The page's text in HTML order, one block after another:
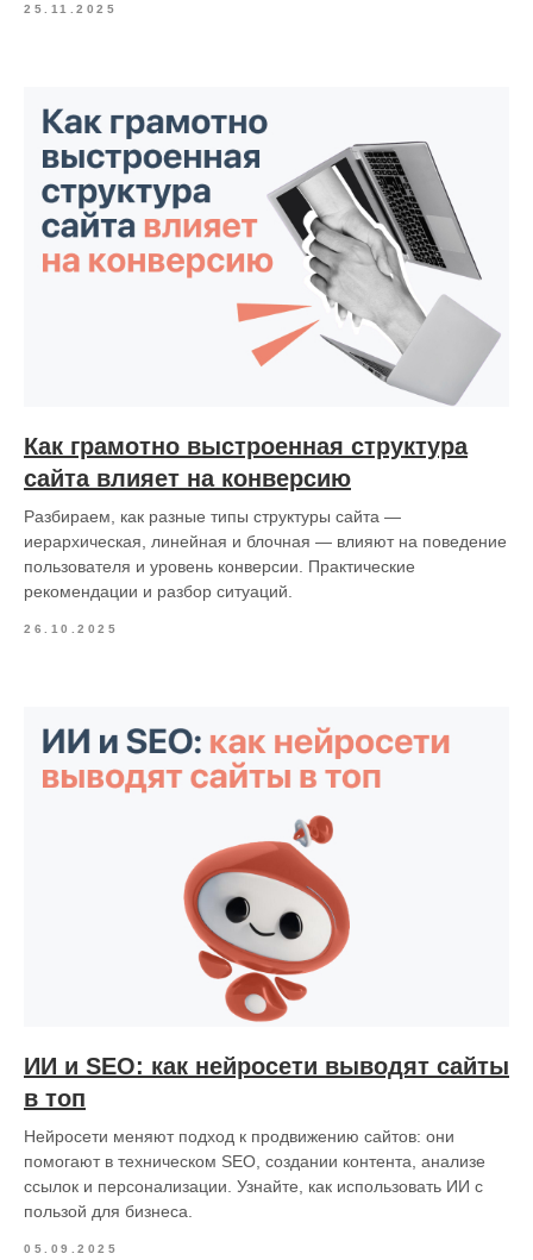
25.11.2025
Как грамотно выстроенная структура
сайта влияет на конверсию
Разбираем, как разные типы структуры сайта —
иерархическая, линейная и блочная — влияют на поведение
пользователя и уровень конверсии. Практические
рекомендации и разбор ситуаций.
26.10.2025
ИИ и SEO: как нейросети выводят сайты
в топ
Нейросети меняют подход к продвижению сайтов: они
помогают в техническом SEO, создании контента, анализе
ссылок и персонализации. Узнайте, как использовать ИИ с
пользой для бизнеса.
05.09.2025